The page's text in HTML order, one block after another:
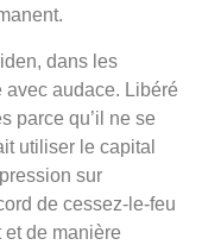
dans les
audace. Libéré
parce qu’il ne se
utiliser le capital
sur
de cessez-le-feu
de manière